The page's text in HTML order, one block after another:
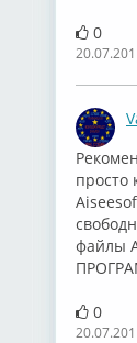
0
просто
файлы
0